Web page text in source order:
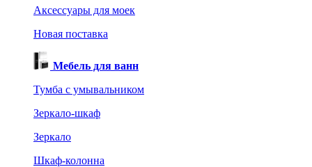
Аксессуары для моек
Новая поставка
Мебель для ванн
Тумба с умывальником
Зеркало-шкаф
Зеркало
Шкаф-колонна